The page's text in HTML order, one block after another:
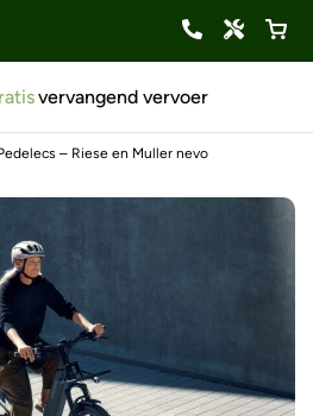
vervangend vervoer
– Riese en Muller nevo